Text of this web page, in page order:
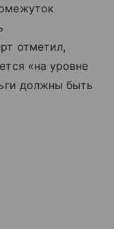
отметил,
«на уровне
должны быть